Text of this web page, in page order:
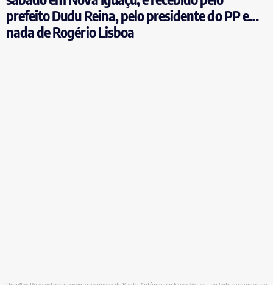
prefeito Dudu Reina, pelo presidente do PP e…
nada de Rogério Lisboa